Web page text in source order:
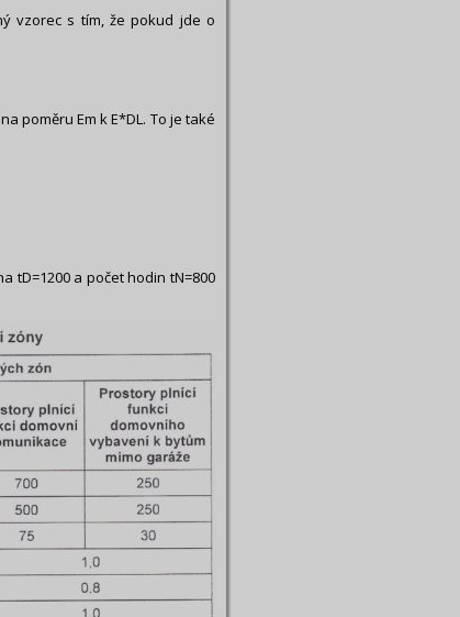
vzorec s tím, že pokud jde o
poměru Em k E*DL. To je také
tD=1200 a počet hodin tN=800